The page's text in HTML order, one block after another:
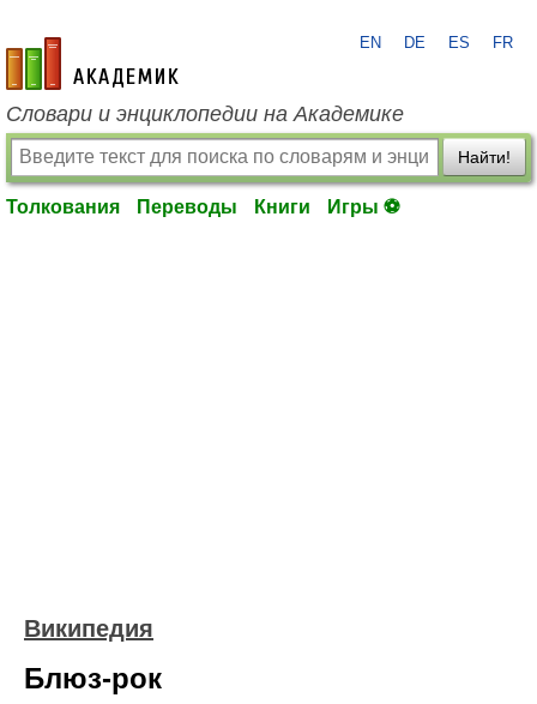
academic.ru
EN DE ES FR
Словари и энциклопедии на Академике
Найти!
Толкования Переводы Книги Игры ⚽
Википедия
Блюз-рок